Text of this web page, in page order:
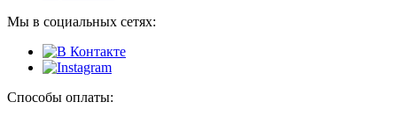
Мы в социальных сетях:
Способы оплаты: